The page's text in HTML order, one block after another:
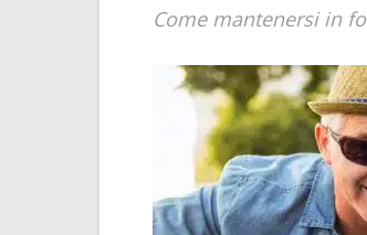
Come mantenersi in